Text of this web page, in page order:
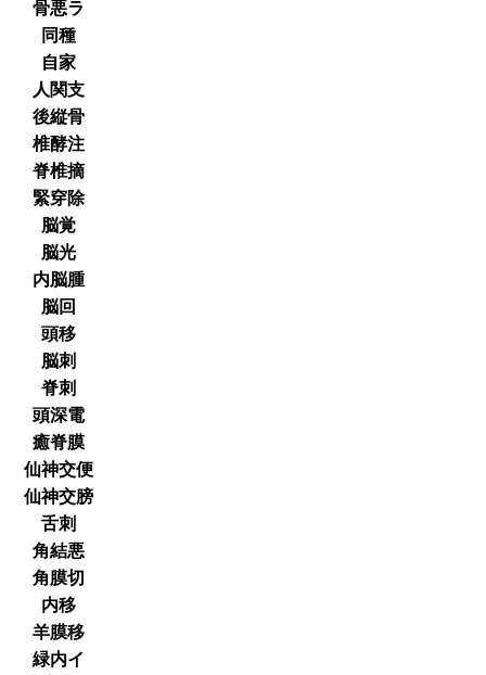
骨悪ラ
同種
自家
人関支
後縦骨
椎酵注
脊椎摘
緊穿除
脳覚
脳光
内脳腫
脳回
頭移
脳刺
脊刺
頭深電
癒脊膜
仙神交便
仙神交膀
舌刺
角結悪
角膜切
内移
羊膜移
緑内イ